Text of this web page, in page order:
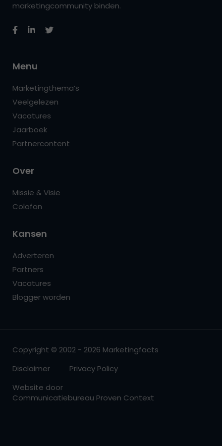
marketingcommunity binden.
Menu
Marketingthema’s
Veelgelezen
Vacatures
Jaarboek
Partnercontent
Over
Missie & Visie
Colofon
Kansen
Adverteren
Partners
Vacatures
Blogger worden
Copyright © 2002 - 2026 Marketingfacts
Disclaimer
Privacy Policy
Website door
Communicatiebureau Proven Context